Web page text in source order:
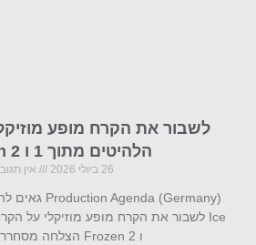
לשבור את הקרח מופע
הלהיטים מתוך 1 ו Frozen 2
26 ביולי 2026 אין
ו Frozen 2 הצלחה מסחררת ב-20